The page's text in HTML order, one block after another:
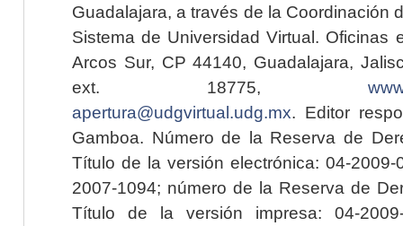
Guadalajara, a través de la Coordinación
Sistema de Universidad Virtual. Oficinas
Arcos Sur, CP 44140, Guadalajara,
ext. 18775,
apertura@udgvirtual.udg.mx. Editor
Gamboa. Número de la Reserva de
Título de la versión electrónica: 04-2009-
2007-1094; número de la Reserva de
Título de la versión impresa: 04-2009-